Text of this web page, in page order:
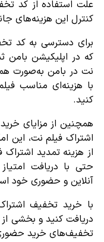
علت استفاده از کد
کنترل این هزینه‌های
برای دسترسی به کد
که در اپلیکیشن بامن
نت در بامن به‌صورت
با هزینه‌ای مناسب
کنید.
همچنین از مزایای
اشتراک فیلم نت، این
از هزینه تمدید
حتی با دریافت
آنلاین و حضوری خود
با خرید تخفیف
دریافت کنید و بخشی از
تخفیف‌های خرید حضوری